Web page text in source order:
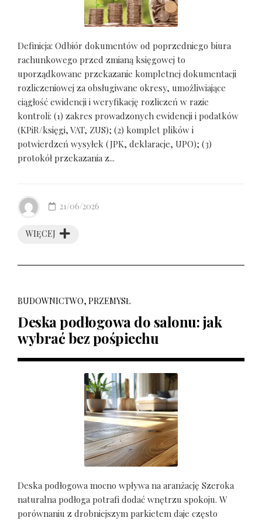
Definicja: Odbiór dokumentów od poprzedniego biura
rachunkowego przed zmianą księgowej to
uporządkowane przekazanie kompletnej dokumentacji
rozliczeniowej za obsługiwane okresy, umożliwiające
ciągłość ewidencji i weryfikację rozliczeń w razie
kontroli: (1) zakres prowadzonych ewidencji i podatków
(KPiR/księgi, VAT, ZUS); (2) komplet plików i
potwierdzeń wysyłek (JPK, deklaracje, UPO); (3)
protokół przekazania z...
WIĘCEJ
21/06/2026
BUDOWNICTWO, PRZEMYSŁ
Deska podłogowa do salonu: jak
wybrać bez pośpiechu
Deska podłogowa mocno wpływa na aranżację Szeroka
naturalna podłoga potrafi dodać wnętrzu spokoju. W
porównaniu z drobniejszym parkietem daje często